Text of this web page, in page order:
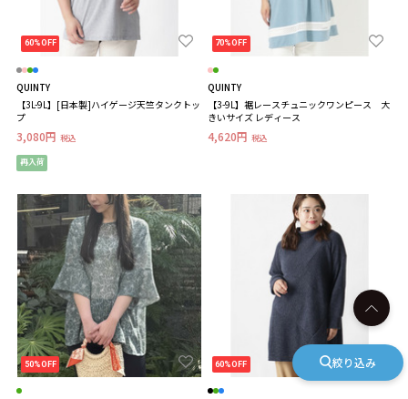
60%OFF
QUINTY
【3L-9L】[日本製]ハイゲージ天竺タンクトッ
プ
3,080円 税込
再入荷
70%OFF
QUINTY
【3-9L】裾レースチュニックワンピース 大
きいサイズ レディース
4,620円 税込
50%OFF 60%OFF 絞り込み